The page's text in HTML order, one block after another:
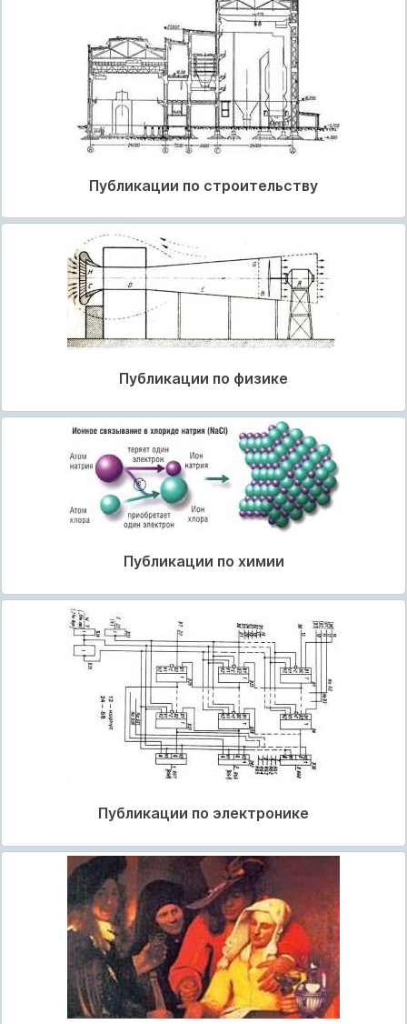
Публикации по строительству
Публикации по физике
Публикации по химии
Публикации по электронике